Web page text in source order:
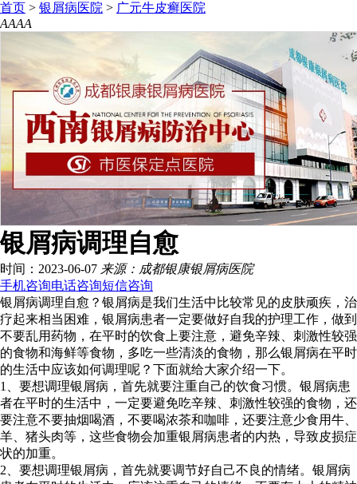
首页 > 银屑病医院 > 广元牛皮癣医院
AAAA
银屑病调理自愈
时间：2023-06-07 来源：成都银康银屑病医院
手机咨询电话咨询短信咨询
银屑病调理自愈？银屑病是我们生活中比较常见的皮肤顽疾，治
疗起来相当困难，银屑病患者一定要做好自我的护理工作，做到
不要乱用药物，在平时的饮食上要注意，避免辛辣、刺激性较强
的食物和海鲜等食物，多吃一些清淡的食物，那么银屑病在平时
的生活中应该如何调理呢？下面就给大家介绍一下。
1、要想调理银屑病，首先就要注重自己的饮食习惯。银屑病患
者在平时的生活中，一定要避免吃辛辣、刺激性较强的食物，还
要注意不要抽烟喝酒，不要喝浓茶和咖啡，还要注意少食用牛、
羊、猪头肉等，这些食物会加重银屑病患者的内热，导致皮损症
状的加重。
2、要想调理银屑病，首先就要调节好自己不良的情绪。银屑病